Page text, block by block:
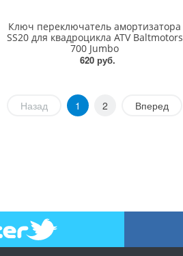
Ключ переключатель амортизатора
SS20 для квадроцикла ATV Baltmotors
700 Jumbo
620 руб.
Назад 1 2 Вперед